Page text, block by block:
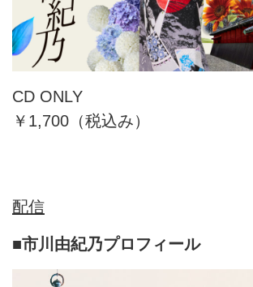
CD ONLY
￥1,700（税込み）
配信
■市川由紀乃プロフィール